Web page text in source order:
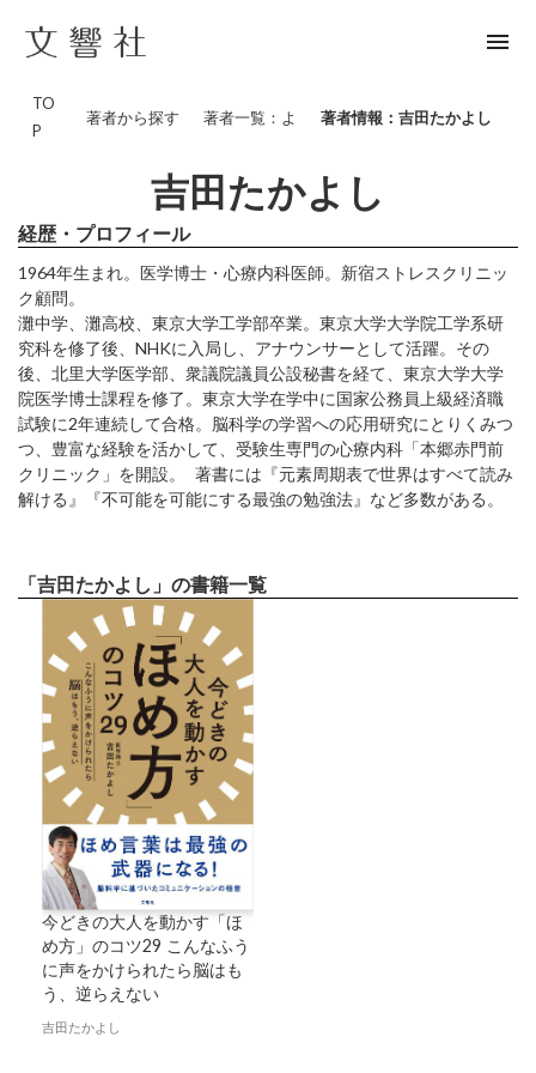
menu
TO
P
著者から探す 著者一覧：よ 著者情報：吉田たかよし
吉田たかよし
経歴・プロフィール
1964年生まれ。医学博士・心療内科医師。新宿ストレスクリニッ
ク顧問。
灘中学、灘高校、東京大学工学部卒業。東京大学大学院工学系研
究科を修了後、NHKに入局し、アナウンサーとして活躍。その
後、北里大学医学部、衆議院議員公設秘書を経て、東京大学大学
院医学博士課程を修了。東京大学在学中に国家公務員上級経済職
試験に2年連続して合格。脳科学の学習への応用研究にとりくみつ
つ、豊富な経験を活かして、受験生専門の心療内科「本郷赤門前
クリニック」を開設。 著書には『元素周期表で世界はすべて読み
解ける』『不可能を可能にする最強の勉強法』など多数がある。
「吉田たかよし」の書籍一覧
今どきの大人を動かす「ほ
め方」のコツ29 こんなふう
に声をかけられたら脳はも
う、逆らえない
吉田たかよし